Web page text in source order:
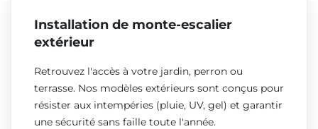
Installation de monte-escalier
extérieur
Retrouvez l'accès à votre jardin, perron ou
terrasse. Nos modèles extérieurs sont conçus pour
résister aux intempéries (pluie, UV, gel) et garantir
une sécurité sans faille toute l'année.